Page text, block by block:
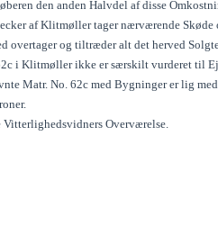
den anden Halvdel af disse
af Klitmøller tager nærværende
overtager og tiltræder alt det herved
i Klitmøller ikke er særskilt vurderet til
Matr. No. 62c med Bygninger er lig
Overværelse.